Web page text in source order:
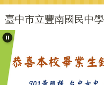
跳
到
主
要
容
區
臺中市立豐南國民中學